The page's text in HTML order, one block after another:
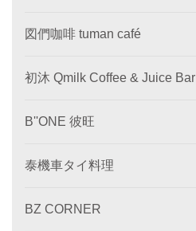
図們咖啡 tuman café
初沐 Qmilk Coffee & Juice Bar
B''ONE 彼旺
泰機車タイ料理
BZ CORNER